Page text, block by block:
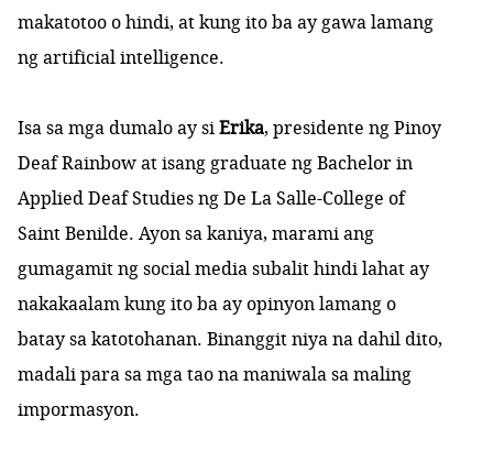
makatotoo o hindi, at kung ito ba ay gawa lamang
ng artificial intelligence.
Isa sa mga dumalo ay siErika, presidente ng Pinoy
Deaf Rainbow at isang graduate ng Bachelor in
Applied Deaf Studies ng De La Salle-College of
Saint Benilde. Ayon sa kaniya, marami ang
gumagamit ng social media subalit hindi lahat ay
nakakaalam kung ito ba ay opinyon lamang o
batay sa katotohanan. Binanggit niya na dahil dito,
madali para sa mga tao na maniwala sa maling
impormasyon.